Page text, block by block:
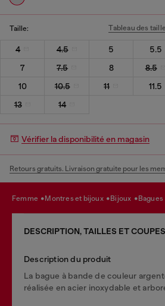
Taille: Tableau des
4 4.5 5 5.5
7
7.5 8 8.5
10
10.5 11 11.5
13
14
Vérifier la disponibilité en magasin
Retours gratuits. Livraison gratuite pour les
femme montres et bijoux bijoux bagues
DESCRIPTION, TAILLES ET COUPES
Description du produit
La bague à bande de couleur
réalisée en acier inoxydable et